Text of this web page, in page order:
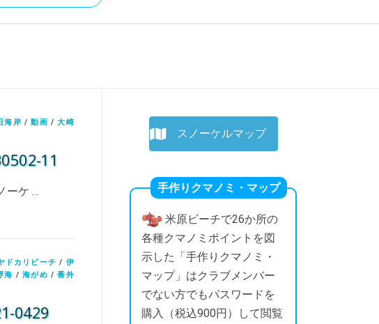
海岸 /動画 /大崎
11
ーケ …
ドカリビーチ / 伊
海 /海がめ /番外
0429
スノーケルマップ
手作りクマノミ・マップ
米原ビーチで26か所の
各種クマノミポイントを図
示した「手作りクマノミ・
マップ」はクラブメンバー
でない方でもパスワードを
購入（税込900円）して閲覧